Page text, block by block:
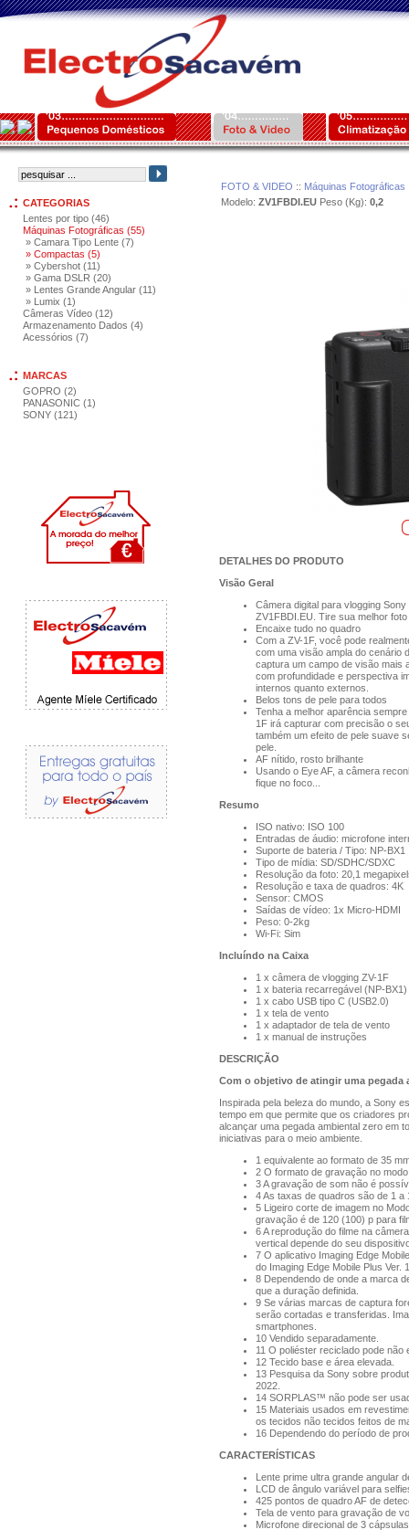
CATEGORIAS
Lentes por tipo (46)
Máquinas Fotográficas (55)
» Camara Tipo Lente (7)
» Compactas (5)
» Cybershot (11)
» Gama DSLR (20)
» Lentes Grande Angular (11)
» Lumix (1)
Câmeras Vídeo (12)
Armazenamento Dados (4)
Acessórios (7)
MARCAS
GOPRO (2)
PANASONIC (1)
SONY (121)
FOTO & VIDEO :: Máquinas Fotográficas
Modelo: ZV1FBDI.EU Peso (Kg): 0,2
DETALHES DO PRODUTO
Visão Geral
Câmera digital para vlogging
ZV1FBDI.EU. Tire sua melhor foto
Encaixe tudo no quadro
Com a ZV-1F, você pode
com uma visão ampla do cenário
captura um campo de visão mais
com profundidade e perspectiva
internos quanto externos.
Belos tons de pele para todos
Tenha a melhor aparência
1F irá capturar com precisão o
também um efeito de pele suave
pele.
AF nítido, rosto brilhante
Usando o Eye AF, a câmera
fique no foco...
Resumo
ISO nativo: ISO 100
Entradas de áudio: microfone
Suporte de bateria / Tipo: NP-BX1
Tipo de mídia: SD/SDHC/SDXC
Resolução da foto: 20,1
Resolução e taxa de quadros: 4K
Sensor: CMOS
Saídas de vídeo: 1x Micro-HDMI
Peso: 0-2kg
Wi-Fi: Sim
Incluíndo na Caixa
1 x câmera de vlogging ZV-1F
1 x bateria recarregável (NP-BX1)
1 x cabo USB tipo C (USB2.0)
1 x tela de vento
1 x adaptador de tela de vento
1 x manual de instruções
DESCRIÇÃO
Com o objetivo de atingir uma pegada
Inspirada pela beleza do mundo, a Sony
tempo em que permite que os criadores
alcançar uma pegada ambiental zero em
iniciativas para o meio ambiente.
1 equivalente ao formato de 35
2 O formato de gravação no
3 A gravação de som não é
4 As taxas de quadros são de 1 a
5 Ligeiro corte de imagem no
gravação é de 120 (100) p para
6 A reprodução do filme na
vertical depende do seu
7 O aplicativo Imaging Edge
do Imaging Edge Mobile Plus Ver.
8 Dependendo de onde a marca
que a duração definida.
9 Se várias marcas de captura
serão cortadas e transferidas.
smartphones.
10 Vendido separadamente.
11 O poliéster reciclado pode
12 Tecido base e área elevada.
13 Pesquisa da Sony sobre
2022.
14 SORPLAS™ não pode ser
15 Materiais usados ​​em
os tecidos não tecidos feitos de
16 Dependendo do período de
CARACTERÍSTICAS
Lente prime ultra grande angular
LCD de ângulo variável para
425 pontos de quadro AF de
Tela de vento para gravação de
Microfone direcional de 3